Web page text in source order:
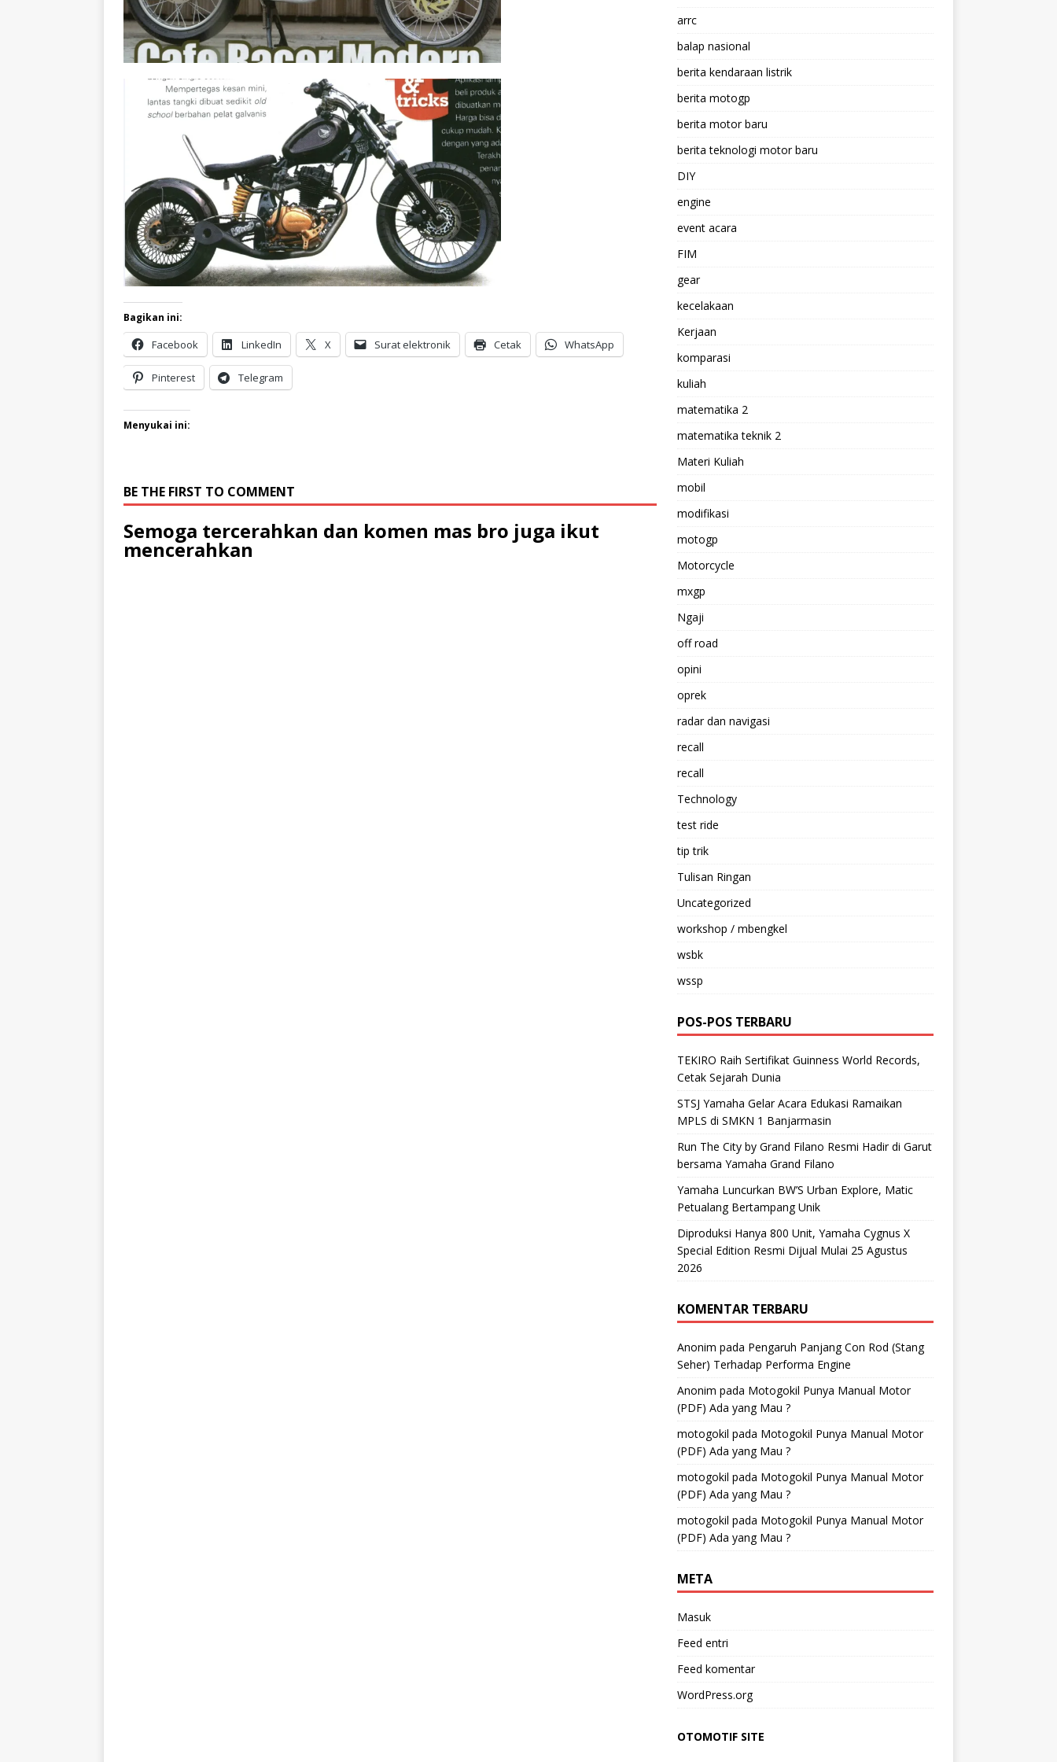
Bagikan ini:
Facebook LinkedIn X Surat elektronik Cetak WhatsApp
Pinterest Telegram
Menyukai ini:
BE THE FIRST TO COMMENT
Semoga tercerahkan dan komen mas bro juga ikut
mencerahkan
arrc
balap nasional
berita kendaraan listrik
berita motogp
berita motor baru
berita teknologi motor baru
DIY
engine
event acara
FIM
gear
kecelakaan
Kerjaan
komparasi
kuliah
matematika 2
matematika teknik 2
Materi Kuliah
mobil
modifikasi
motogp
Motorcycle
mxgp
Ngaji
off road
opini
oprek
radar dan navigasi
recall
recall
Technology
test ride
tip trik
Tulisan Ringan
Uncategorized
workshop / mbengkel
wsbk
wssp
POS-POS TERBARU
TEKIRO Raih Sertifikat Guinness World Records,
Cetak Sejarah Dunia
STSJ Yamaha Gelar Acara Edukasi Ramaikan
MPLS di SMKN 1 Banjarmasin
Run The City by Grand Filano Resmi Hadir di Garut
bersama Yamaha Grand Filano
Yamaha Luncurkan BW’S Urban Explore, Matic
Petualang Bertampang Unik
Diproduksi Hanya 800 Unit, Yamaha Cygnus X
Special Edition Resmi Dijual Mulai 25 Agustus
2026
KOMENTAR TERBARU
Anonim pada Pengaruh Panjang Con Rod (Stang
Seher) Terhadap Performa Engine
Anonim pada Motogokil Punya Manual Motor
(PDF) Ada yang Mau ?
motogokil pada Motogokil Punya Manual Motor
(PDF) Ada yang Mau ?
motogokil pada Motogokil Punya Manual Motor
(PDF) Ada yang Mau ?
motogokil pada Motogokil Punya Manual Motor
(PDF) Ada yang Mau ?
META
Masuk
Feed entri
Feed komentar
WordPress.org
OTOMOTIF SITE